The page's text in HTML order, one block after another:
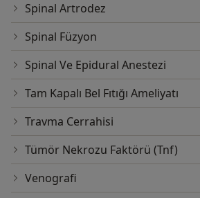
Spinal Artrodez
Spinal Füzyon
Spinal Ve Epidural Anestezi
Tam Kapalı Bel Fıtığı Ameliyatı
Travma Cerrahisi
Tümör Nekrozu Faktörü (Tnf)
Venografi